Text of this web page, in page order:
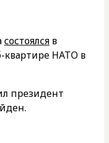
состоялся в
квартире НАТО в
президент